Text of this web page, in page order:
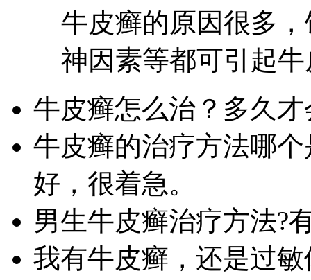
牛皮癣的原因很多
神因素等都可引起
牛皮癣怎么治？多久
牛皮癣的治疗方法哪
好，很着急。
男生牛皮癣治疗方法?
我有牛皮癣，还是过